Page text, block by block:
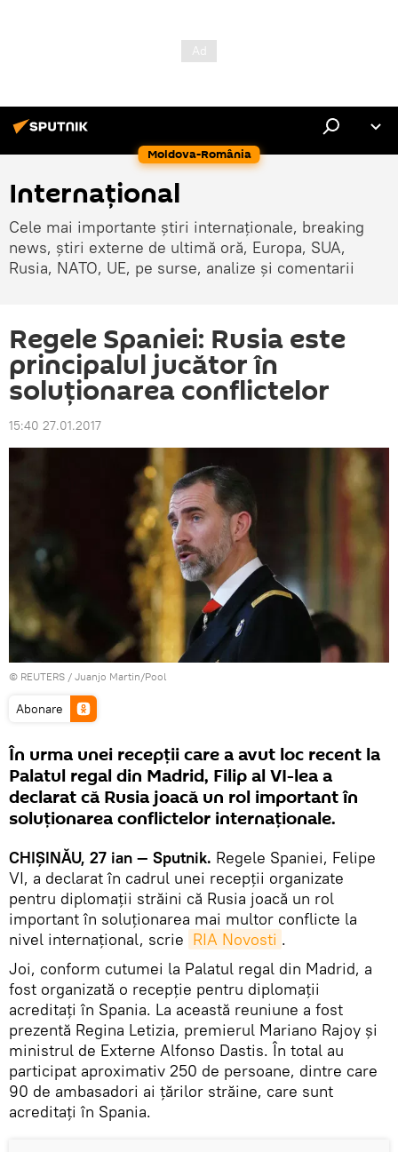
Moldova-România
Internaţional
Cele mai importante știri internaționale, breaking
news, știri externe de ultimă oră, Europa, SUA,
Rusia, NATO, UE, pe surse, analize și comentarii
Regele Spaniei: Rusia este
principalul jucător în
soluționarea conflictelor
15:40 27.01.2017
© REUTERS / Juanjo Martin/Pool
Abonare
În urma unei recepții care a avut loc recent la
Palatul regal din Madrid, Filip al VI-lea a
declarat că Rusia joacă un rol important în
soluționarea conflictelor internaționale.
CHIȘINĂU, 27 ian — Sputnik. Regele Spaniei, Felipe
VI, a declarat în cadrul unei recepții organizate
pentru diplomații străini că Rusia joacă un rol
important în soluționarea mai multor conflicte la
nivel internațional, scrie RIA Novosti .
Joi, conform cutumei la Palatul regal din Madrid, a
fost organizată o recepție pentru diplomații
acreditați în Spania. La această reuniune a fost
prezentă Regina Letizia, premierul Mariano Rajoy și
ministrul de Externe Alfonso Dastis. În total au
participat aproximativ 250 de persoane, dintre care
90 de ambasadori ai țărilor străine, care sunt
acreditați în Spania.